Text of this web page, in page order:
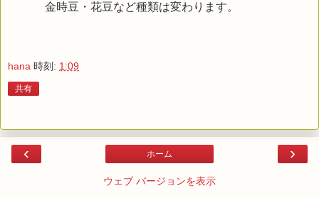
金時豆・花豆など種類は変わります。
hana 時刻: 1:09
共有
‹ ›
ホーム
ウェブ バージョンを表示